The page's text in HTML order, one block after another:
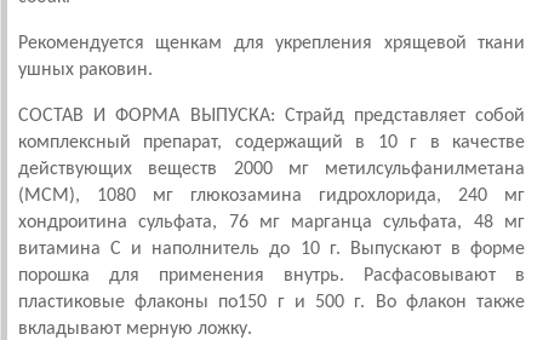
Рекомендуется щенкам для укрепления хрящевой ткани
ушных раковин.
СОСТАВ И ФОРМА ВЫПУСКА: Страйд представляет собой
комплексный препарат, содержащий в 10 г в качестве
действующих веществ 2000 мг метилсульфанилметана
(МСМ), 1080 мг глюкозамина гидрохлорида, 240 мг
хондроитина сульфата, 76 мг марганца сульфата, 48 мг
витамина С и наполнитель до 10 г. Выпускают в форме
порошка для применения внутрь. Расфасовывают в
пластиковые флаконы по150 г и 500 г. Во флакон также
вкладывают мерную ложку.